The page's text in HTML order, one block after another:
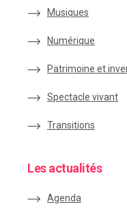
Musiques
Numérique
Patrimoine et
Spectacle vivant
Transitions
Les actualités
Agenda